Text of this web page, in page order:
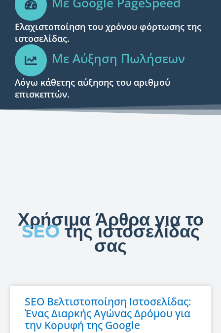
Ελαχιστοποίηση του χρόνου φόρτωσης της
ιστοσελίδας.
Με Αύξηση Πωλήσεων
Λόγω κάθετης αύξησης του αριθμού
επισκεπτών.
Χρήσιμα Άρθρα για το
SEOτης ιστοσελίδας
σας
SEO Βελτιστοποίηση Ιστοσελίδας:
Ένας Διαρκής Αγώνας Δρόμου για
την Κορυφή της Google
a
g
e
a
g
e
a
g
e